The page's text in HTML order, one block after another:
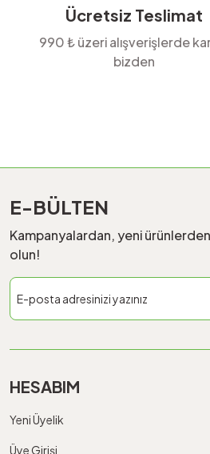
Ücretsiz Teslimat
990 ₺ üzeri alışverişlerde
bizden
E-BÜLTEN
Kampanyalardan, yeni
olun!
HESABIM
Yeni Üyelik
Üye Girişi